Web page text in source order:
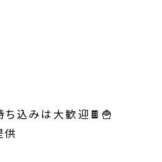
込みは大歓迎🍫🍟
供